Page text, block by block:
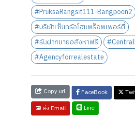
#PruksaRangsit111-Bangpoon2
#บริษัทเซ็นทรัลโฮมพร็อพเพอร์ตี้
#รับฝากขายอสังหาฟรี
#Agencyforrealestate
Copy url FaceBook
ส่ง Email
Line